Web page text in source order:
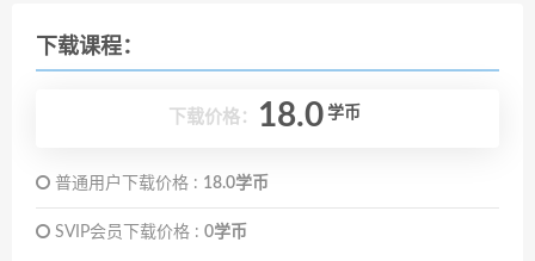
下载课程：
下载价格： 18.0 学币
普通用户下载价格 : 18.0学币
SVIP会员下载价格 : 0学币